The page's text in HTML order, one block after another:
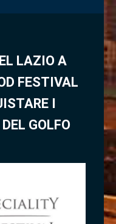
LAZIO A
FESTIVAL
I
GOLFO